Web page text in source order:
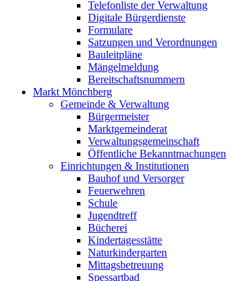
Telefonliste der Verwaltung
Digitale Bürgerdienste
Formulare
Satzungen und Verordnungen
Bauleitpläne
Mängelmeldung
Bereitschaftsnummern
Markt Mönchberg
Gemeinde & Verwaltung
Bürgermeister
Marktgemeinderat
Verwaltungsgemeinschaft
Öffentliche Bekanntmachungen
Einrichtungen & Institutionen
Bauhof und Versorger
Feuerwehren
Schule
Jugendtreff
Bücherei
Kindertagesstätte
Naturkindergarten
Mittagsbetreuung
Spessartbad